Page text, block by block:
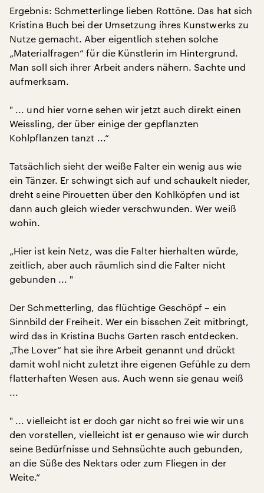
Ergebnis: Schmetterlinge lieben Rottöne. Das hat sich
Kristina Buch bei der Umsetzung ihres Kunstwerks zu
Nutze gemacht. Aber eigentlich stehen solche
„Materialfragen“ für die Künstlerin im Hintergrund.
Man soll sich ihrer Arbeit anders nähern. Sachte und
aufmerksam.
" ... und hier vorne sehen wir jetzt auch direkt einen
Weissling, der über einige der gepflanzten
Kohlpflanzen tanzt ...“
Tatsächlich sieht der weiße Falter ein wenig aus wie
ein Tänzer. Er schwingt sich auf und schaukelt nieder,
dreht seine Pirouetten über den Kohlköpfen und ist
dann auch gleich wieder verschwunden. Wer weiß
wohin.
„Hier ist kein Netz, was die Falter hierhalten würde,
zeitlich, aber auch räumlich sind die Falter nicht
gebunden ... "
Der Schmetterling, das flüchtige Geschöpf – ein
Sinnbild der Freiheit. Wer ein bisschen Zeit mitbringt,
wird das in Kristina Buchs Garten rasch entdecken.
„The Lover“ hat sie ihre Arbeit genannt und drückt
damit wohl nicht zuletzt ihre eigenen Gefühle zu dem
flatterhaften Wesen aus. Auch wenn sie genau weiß
...
" ... vielleicht ist er doch gar nicht so frei wie wir uns
den vorstellen, vielleicht ist er genauso wie wir durch
seine Bedürfnisse und Sehnsüchte auch gebunden,
an die Süße des Nektars oder zum Fliegen in der
Weite.“